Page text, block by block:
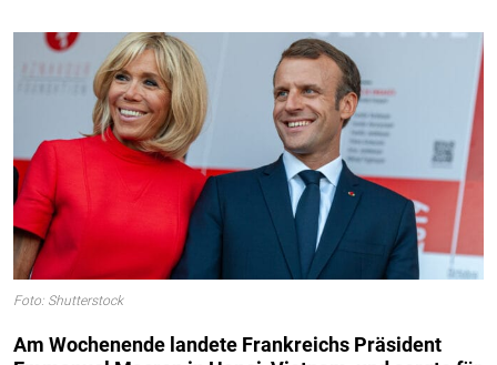
Foto: Shutterstock
Am Wochenende landete Frankreichs Präsident